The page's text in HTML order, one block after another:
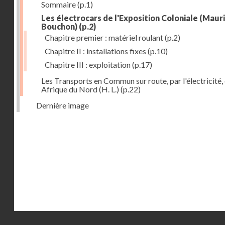
Sommaire(p.1)
Les électrocars de l'Exposition Coloniale
Bouchon) (p.2)
Chapitre premier : matériel roulant(p.2)
Chapitre II : installations fixes (p.10)
Chapitre III : exploitation(p.17)
Les Transports en Commun sur route, par l'électricité,
Afrique du Nord (H. L.) (p.22)
Dernière image